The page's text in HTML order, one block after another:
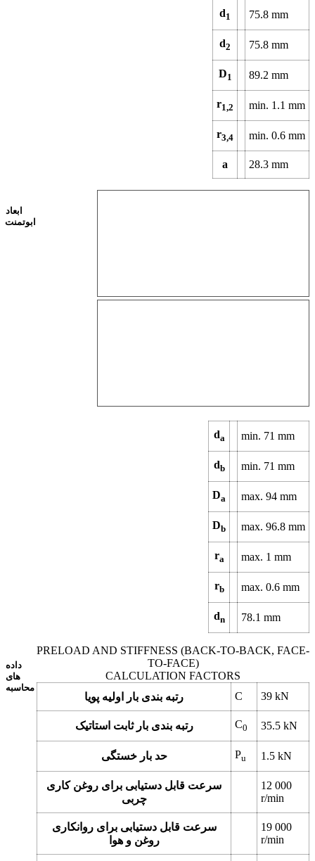
d1 75.8 mm
d2 75.8 mm
D1 89.2 mm
r1,2 min. 1.1 mm
r3,4 min. 0.6 mm
a 28.3 mm
ابعاد
ابوتمنت
da min. 71 mm
db min. 71 mm
Da max. 94 mm
Db max. 96.8 mm
ra max. 1 mm
rb max. 0.6 mm
dn 78.1 mm
داده
های
محاسبه
رتبه بندی بار اولیه پویا C 39 kN
رتبه بندی بار ثابت استاتیک C0 35.5 kN
حد بار خستگی Pu 1.5 kN
سرعت قابل دستیابی برای روغن کاری
چربی
12 000
r/min
سرعت قابل دستیابی برای روانکاری
روغن و هوا
19 000
r/min
PRELOAD AND STIFFNESS (BACK-TO-BACK, FACE-
TO-FACE)
CALCULATION FACTORS